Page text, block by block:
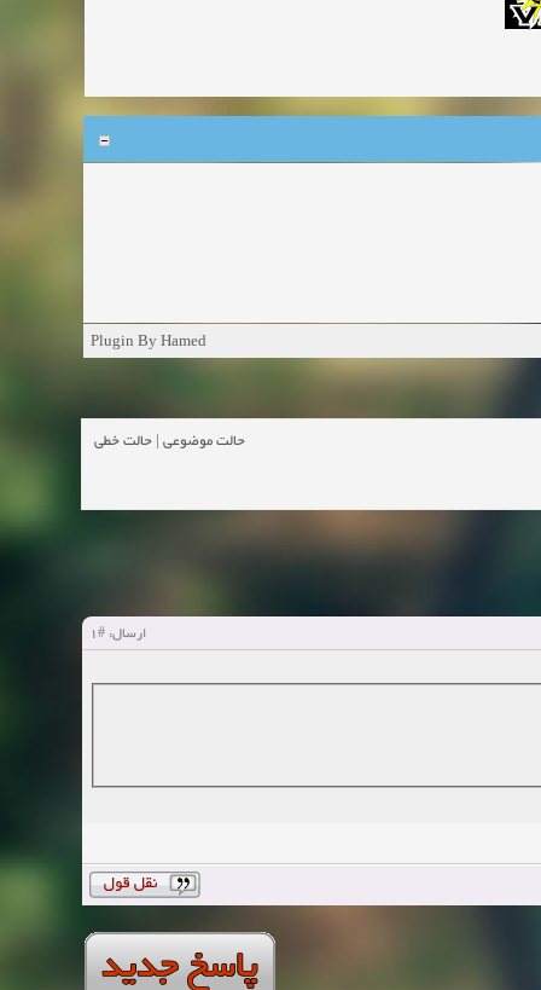
Plugin By Hamed
حالت موضوعی| حالت خطی
ارسال:#1